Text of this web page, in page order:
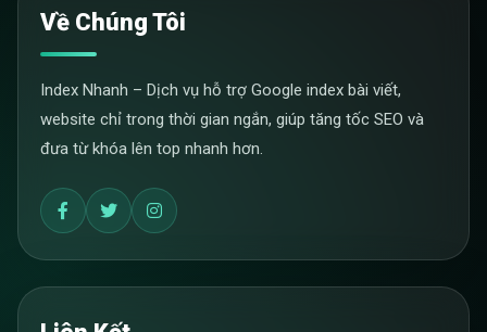
Về Chúng Tôi
Index Nhanh – Dịch vụ hỗ trợ Google index bài viết,
website chỉ trong thời gian ngắn, giúp tăng tốc SEO và
đưa từ khóa lên top nhanh hơn.